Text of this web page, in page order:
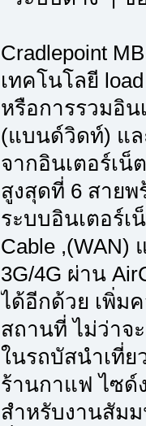
Cradlepoint
เทคโนโลยี
หรือการรวมอิน
(แบนด์วิดท์) แล
จากอินเตอร์เน็
สูงสุดที่ 6 สาย
ระบบอินเตอร์เ
Cable ,(WAN)
3G/4G ผ่าน
ได้อีกด้วย เพิ่ม
สถานที่ ไม่ว่าจ
ในรถบัสนำเที่ย
ร้านกาแฟ ไซด์
สำหรับงานสัม